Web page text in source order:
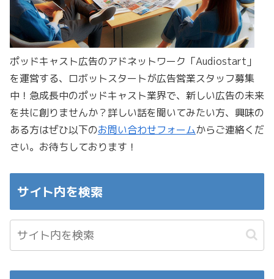
ポッドキャスト広告のアドネットワーク「Audiostart」
を運営する、ロボットスタートが広告営業スタッフ募集
中！急成長中のポッドキャスト業界で、新しい広告の未来
を共に創りませんか？詳しい話を聞いてみたい方、興味の
ある方はぜひ以下のお問い合わせフォームからご連絡くだ
さい。お待ちしております！
サイト内を検索